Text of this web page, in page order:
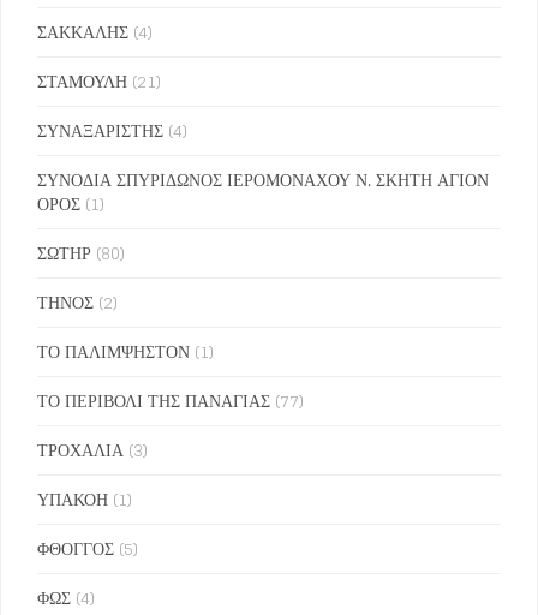
ΣΑΚΚΑΛΗΣ (4)
ΣΤΑΜΟΥΛΗ (21)
ΣΥΝΑΞΑΡΙΣΤΗΣ (4)
ΣΥΝΟΔΙΑ ΣΠΥΡΙΔΩΝΟΣ ΙΕΡΟΜΟΝΑΧΟΥ Ν. ΣΚΗΤΗ ΑΓΙΟΝ
ΟΡΟΣ (1)
ΣΩΤΗΡ (80)
ΤΗΝΟΣ (2)
ΤΟ ΠΑΛΙΜΨΗΣΤΟΝ (1)
ΤΟ ΠΕΡΙΒΟΛΙ ΤΗΣ ΠΑΝΑΓΙΑΣ (77)
ΤΡΟΧΑΛΙΑ (3)
ΥΠΑΚΟΗ (1)
ΦΘΟΓΓΟΣ (5)
ΦΩΣ (4)